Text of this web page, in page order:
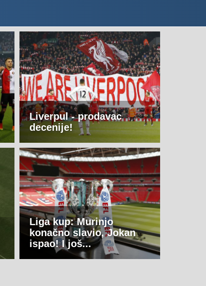
Liverpul - prodavac
decenije!
Liga kup: Murinjo
konačno slavio, Jokan
ispao! I još...